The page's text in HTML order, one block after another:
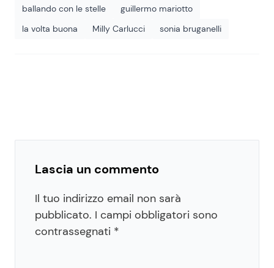
ballando con le stelle
guillermo mariotto
la volta buona
Milly Carlucci sonia bruganelli
Lascia un commento
Il tuo indirizzo email non sarà
pubblicato. I campi obbligatori sono
contrassegnati *